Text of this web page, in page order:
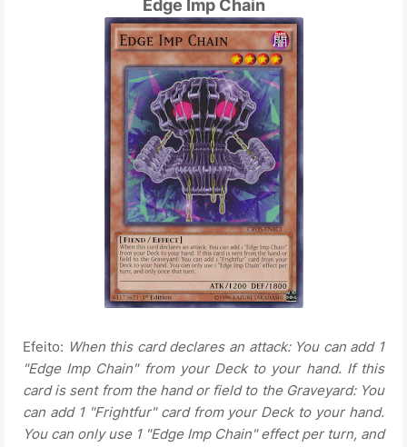
Edge Imp Chain
Efeito: When this card declares an attack: You can add 1
"Edge Imp Chain" from your Deck to your hand. If this
card is sent from the hand or field to the Graveyard: You
can add 1 "Frightfur" card from your Deck to your hand.
You can only use 1 "Edge Imp Chain" effect per turn, and